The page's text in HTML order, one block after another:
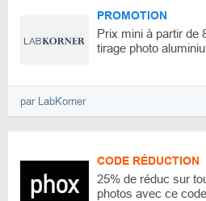
PROMOTION
Prix mini à partir de
tirage photo
par LabKorner
CODE RÉDUCTION
25% de réduc sur
photos avec ce